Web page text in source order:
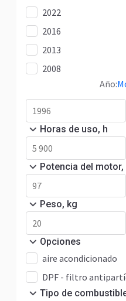
2022
2016
2013
2008
Año:
Horas de uso, h
Potencia del motor,
Peso, kg
Opciones
aire acondicionado
DPF - filtro
Tipo de